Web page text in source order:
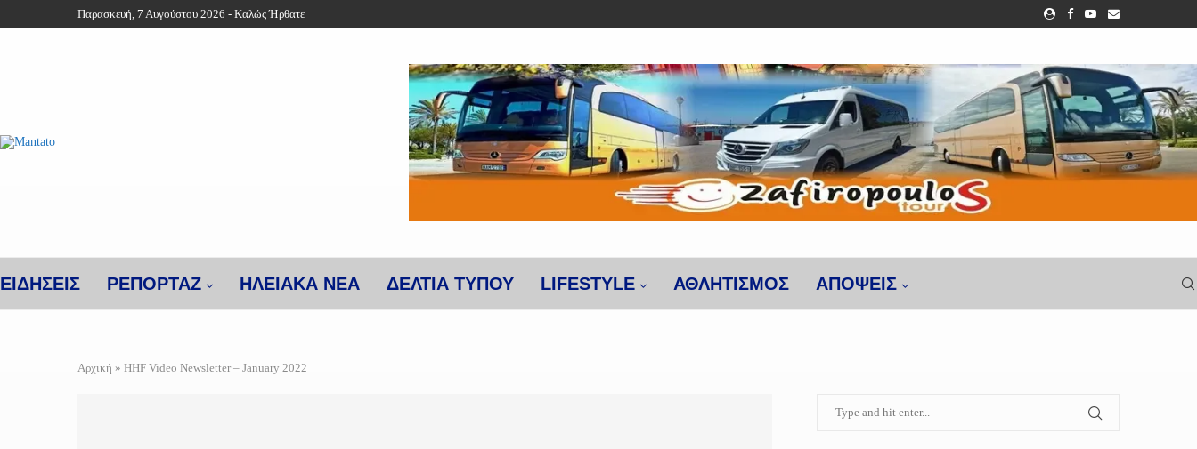
Παρασκευή, 7 Αυγούστου 2026 - Καλώς Ήρθατε
ΕΙΔΗΣΕΙΣ ΡΕΠΟΡΤΑΖ ΗΛΕΙΑΚΑ ΝΕΑ ΔΕΛΤΙΑ ΤΥΠΟΥ LIFESTYLE ΑΘΛΗΤΙΣΜΌΣ ΑΠΌΨΕΙΣ
Αρχική » HHF Video Newsletter – January 2022